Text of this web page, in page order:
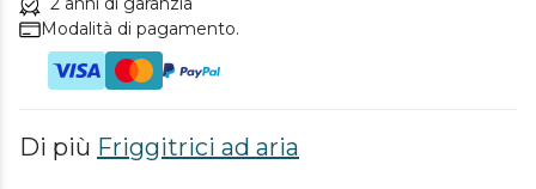
Modalità di pagamento.
Di più Friggitrici ad aria